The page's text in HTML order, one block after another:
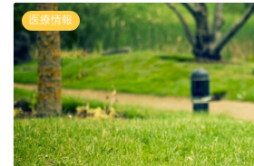
医療情報